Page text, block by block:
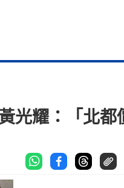
光耀：「北都